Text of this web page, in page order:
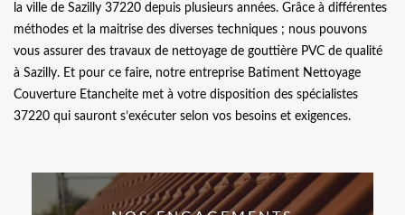
la ville de Sazilly 37220 depuis plusieurs années. Grâce à différentes
méthodes et la maitrise des diverses techniques ; nous pouvons
vous assurer des travaux de nettoyage de gouttière PVC de qualité
à Sazilly. Et pour ce faire, notre entreprise Batiment Nettoyage
Couverture Etancheite met à votre disposition des spécialistes
37220 qui sauront s’exécuter selon vos besoins et exigences.